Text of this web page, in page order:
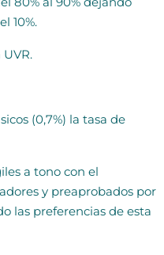
10%.
(0,7%) la tasa de
a tono con el
y preaprobados por
las preferencias de esta